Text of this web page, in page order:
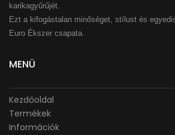
karikagyűrűjét.
Ezt a kifogástalan minőséget, stílust és
Euro Ékszer csapata.
MENÜ
Kezdőoldal
Termékek
Információk